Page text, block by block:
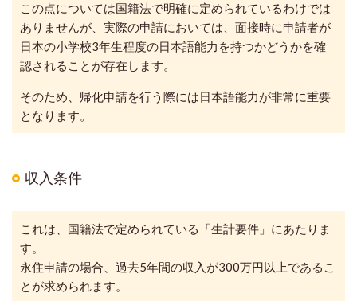
この点については国籍法で明確に定められているわけでは
ありませんが、実際の申請においては、面接時に申請者が
日本の小学校3年生程度の日本語能力を持つかどうかを確
認されることが存在します。
そのため、帰化申請を行う際には日本語能力が非常に重要
となります。
収入条件
これは、国籍法で定められている「生計要件」にあたりま
す。
永住申請の場合、過去5年間の収入が300万円以上であるこ
とが求められます。